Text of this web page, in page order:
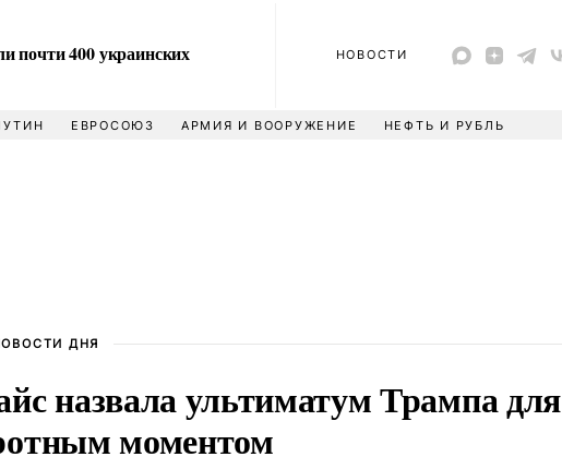
почти 400 украинских
НОВОСТИ
ЕВРОСОЮЗ АРМИЯ И ВООРУЖЕНИЕ НЕФТЬ И РУБЛЬ
ДНЯ
назвала ультиматум Трампа для
моментом